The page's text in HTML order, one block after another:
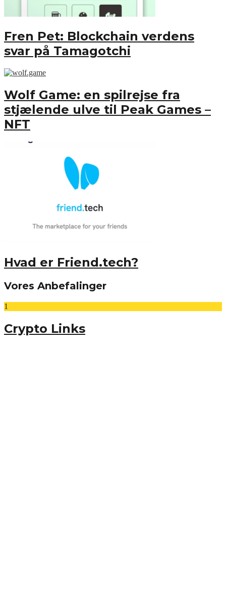
Fren Pet: Blockchain verdens
svar på Tamagotchi
Wolf Game: en spilrejse fra
stjælende ulve til Peak Games –
NFT
Hvad er Friend.tech?
Vores Anbefalinger
1
Crypto Links